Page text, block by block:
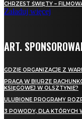
CHRZEST ŚWIĘTY –
Załaduj więcej
ART.
GDZIE ORGANIZACJE Z
PRACA W BIURZE
KSIĘGOWEJ W OLSZTYNIE?
ULUBIONE PROGRAMY
3 POWODY, DLA KTÓRYCH